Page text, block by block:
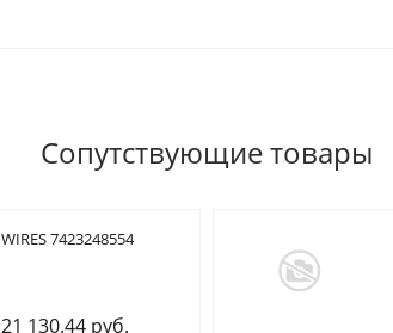
Сопутствующие товары
WIRES 7423248554
21 130.44 руб.